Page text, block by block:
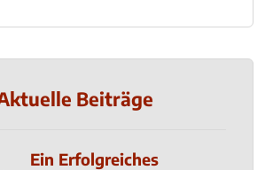
Beiträge
Ein Erfolgreiches